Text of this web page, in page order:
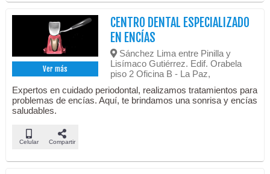
Ver más
CENTRO DENTAL ESPECIALIZADO
EN ENCÍAS
Sánchez Lima entre Pinilla y
Lisímaco Gutiérrez. Edif. Orabela
piso 2 Oficina B - La Paz,
Expertos en cuidado periodontal, realizamos tratamientos para
problemas de encías. Aquí, te brindamos una sonrisa y encías
saludables.
Celular Compartir